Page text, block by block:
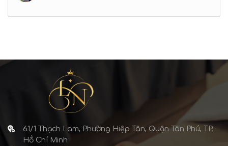
61/1 Thạch Lam, Phường Hiệp Tân, Quận Tân Phú, TP.
Hồ Chí Minh